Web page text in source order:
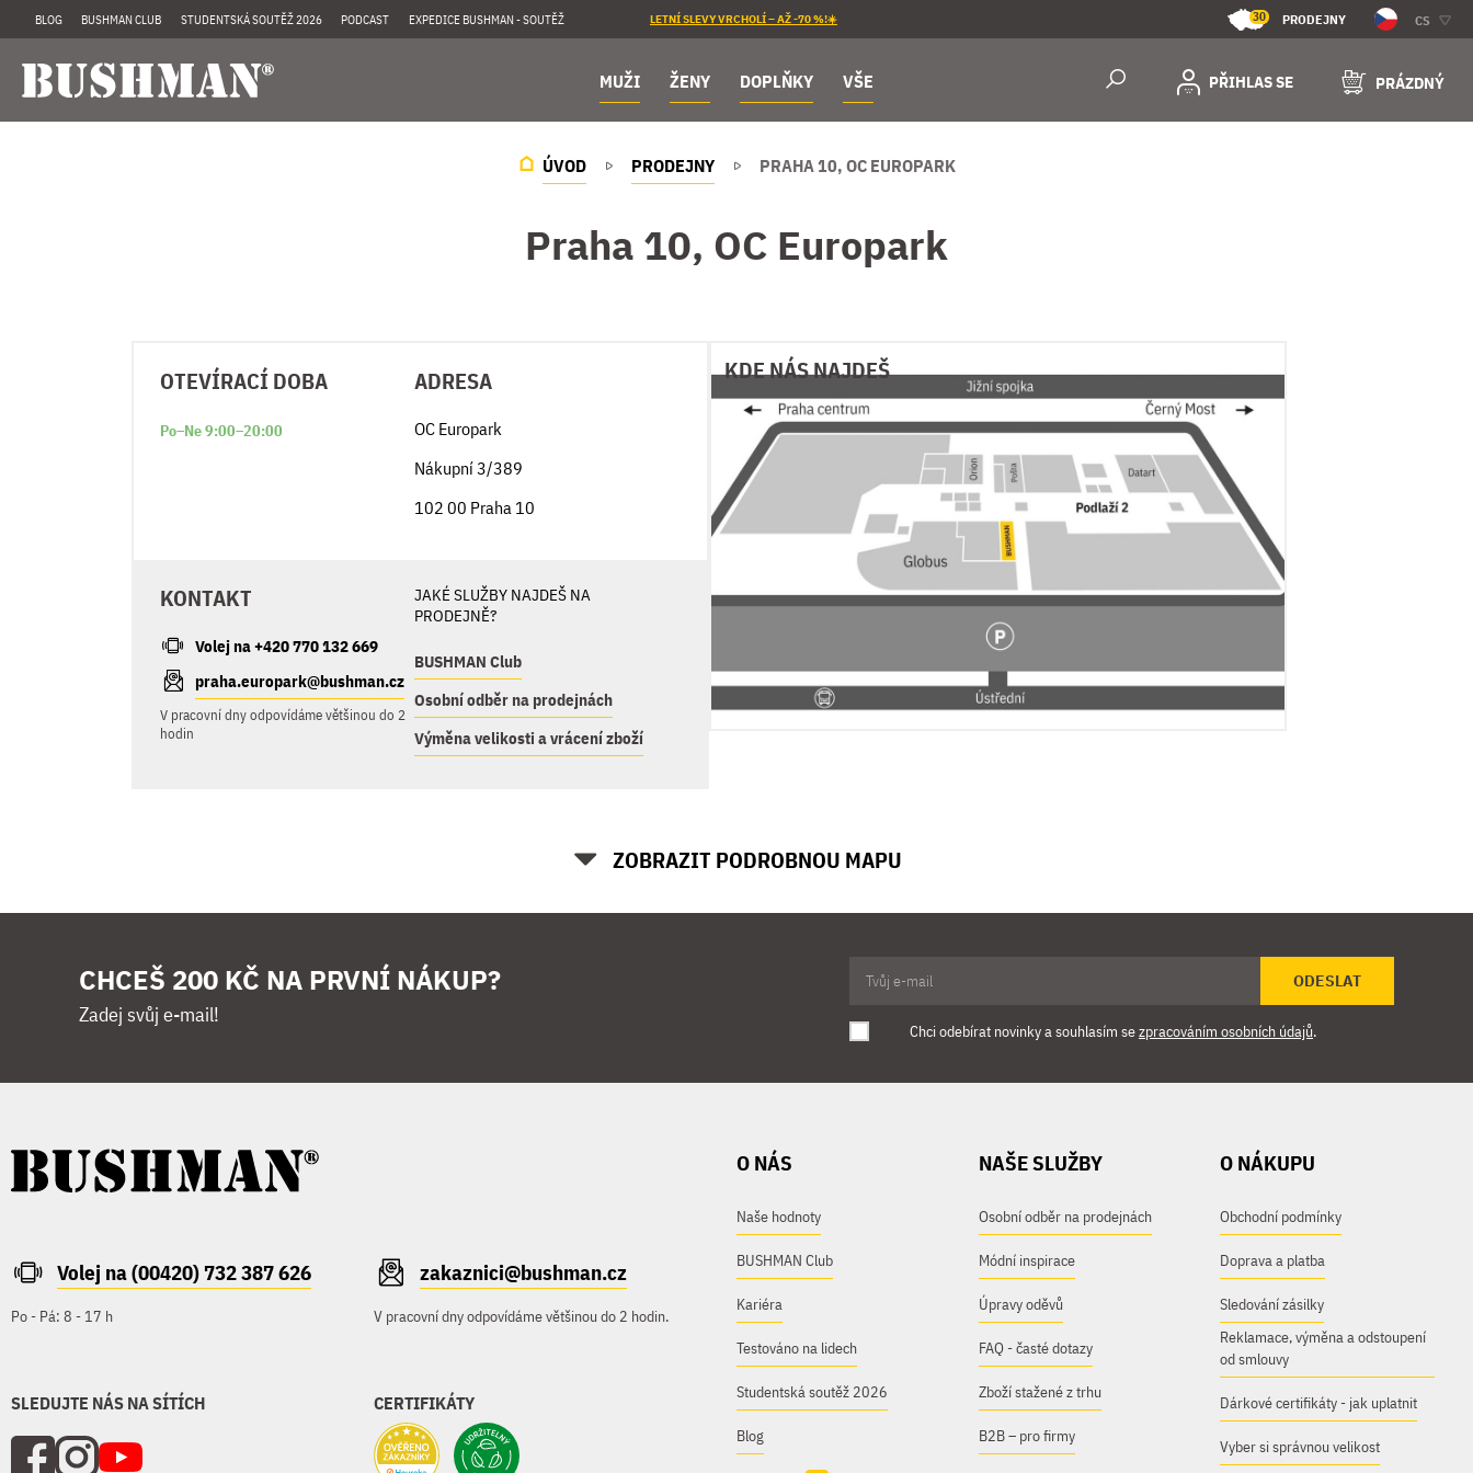
BLOG BUSHMAN CLUB STUDENTSKÁ SOUTĚŽ 2026 PODCAST EXPEDICE BUSHMAN - SOUTĚŽ LETNÍ SLEVY VRCHOLÍ – AŽ -70 %!☀️ 30 PRODEJNY CS
MUŽI ŽENY DOPLŇKY VŠE PŘIHLAS SE PRÁZDNÝ
ÚVOD PRODEJNY PRAHA 10, OC EUROPARK
Praha 10, OC Europark
OTEVÍRACÍ DOBA
Po–Ne 9:00–20:00
ADRESA
OC Europark
Nákupní 3/389
102 00 Praha 10
KONTAKT
Volej na +420 770 132 669
praha.europark@bushman.cz
V pracovní dny odpovídáme většinou do 2
hodin
JAKÉ SLUŽBY NAJDEŠ NA
PRODEJNĚ?
BUSHMAN Club
Osobní odběr na prodejnách
Výměna velikosti a vrácení zboží
KDE NÁS NAJDEŠ
ZOBRAZIT PODROBNOU MAPU
CHCEŠ 200 KČ NA PRVNÍ NÁKUP?
Zadej svůj e-mail!
ODESLAT
Chci odebírat novinky a souhlasím sezpracováním osobních údajů.
Volej na (00420) 732 387 626
Po - Pá: 8 - 17 h
zakaznici@bushman.cz
V pracovní dny odpovídáme většinou do 2 hodin.
SLEDUJTE NÁS NA SÍTÍCH CERTIFIKÁTY
O NÁS
Naše hodnoty
BUSHMAN Club
Kariéra
Testováno na lidech
Studentská soutěž 2026
Blog
NAŠE SLUŽBY
Osobní odběr na prodejnách
Módní inspirace
Úpravy oděvů
FAQ - časté dotazy
Zboží stažené z trhu
B2B – pro firmy
O NÁKUPU
Obchodní podmínky
Doprava a platba
Sledování zásilky
Reklamace, výměna a odstoupení
od smlouvy
Dárkové certifikáty - jak uplatnit
Vyber si správnou velikost